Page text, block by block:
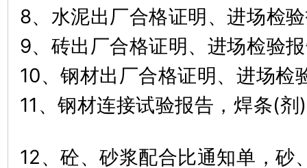
8、水泥出厂合格证明、进场
9、砖出厂合格证明、进场检
10、钢材出厂合格证明、进场
11、钢材连接试验报告，焊条(
12、砼、砂浆配合比通知单，